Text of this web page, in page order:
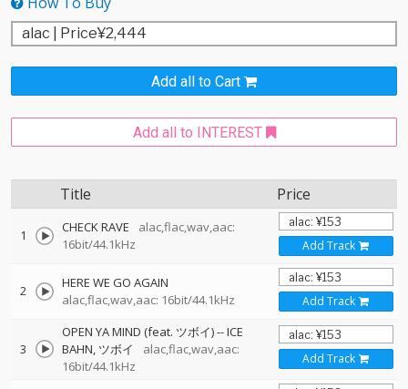
Add all to Cart
Add all to INTEREST
Title Price
1 CHECK RAVE
alac,flac,wav,aac:
16bit/44.1kHz
Add Track
2
HERE WE GO AGAIN
alac,flac,wav,aac: 16bit/44.1kHz
Add Track
3
OPEN YA MIND (feat. ツボイ)--ICE
BAHN ツボイ
alac,flac,wav,aac:
16bit/44.1kHz
Add Track